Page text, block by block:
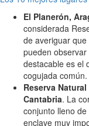
El Planerón,
considerada
de averiguar
pueden
destacable es el
cogujada común.
Reserva
Cantabria. La
conjunto lleno
enclave muy